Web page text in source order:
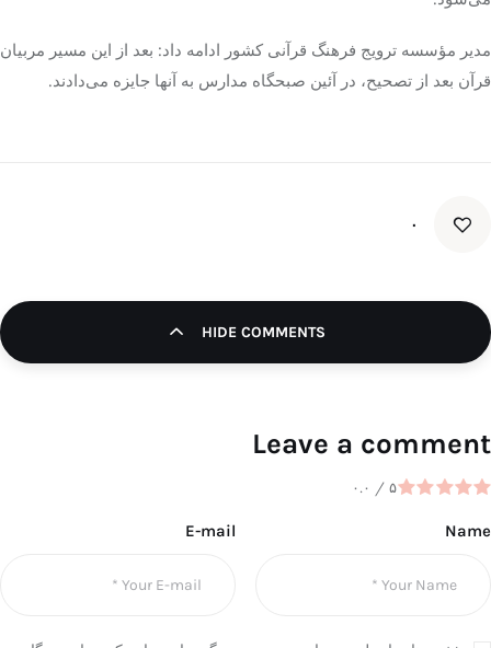
مدیر مؤسسه ترویج فرهنگ قرآنی کشور ادامه داد: بعد از این مسیر مربیان
قرآن بعد از تصحیح، در آئین صبحگاه مدارس به آنها جایزه می‌دادند.
۰
HIDE COMMENTS
Leave a comment
۰.۰ / ۵
Name
E-mail